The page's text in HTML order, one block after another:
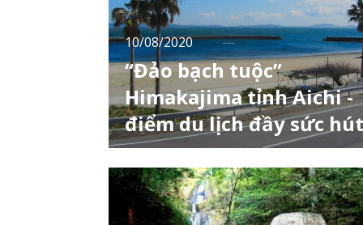
Tiếng Nhật: 観光農園 花ひろば Địa đ
10/08/2020
“Đảo bạch tuộc”
Himakajima tỉnh Aichi -
điểm du lịch đầy sức hút
Himakaijima (日間賀島) là 1 trong 3 hòn đảo
bởi vịnh Mikawa và nổi tiếng với bạch tuộc
nên còn được gọi là “Đảo bạch tuộc” và
“Fugu” (cá nóc). Toàn bộ hòn đảo được công